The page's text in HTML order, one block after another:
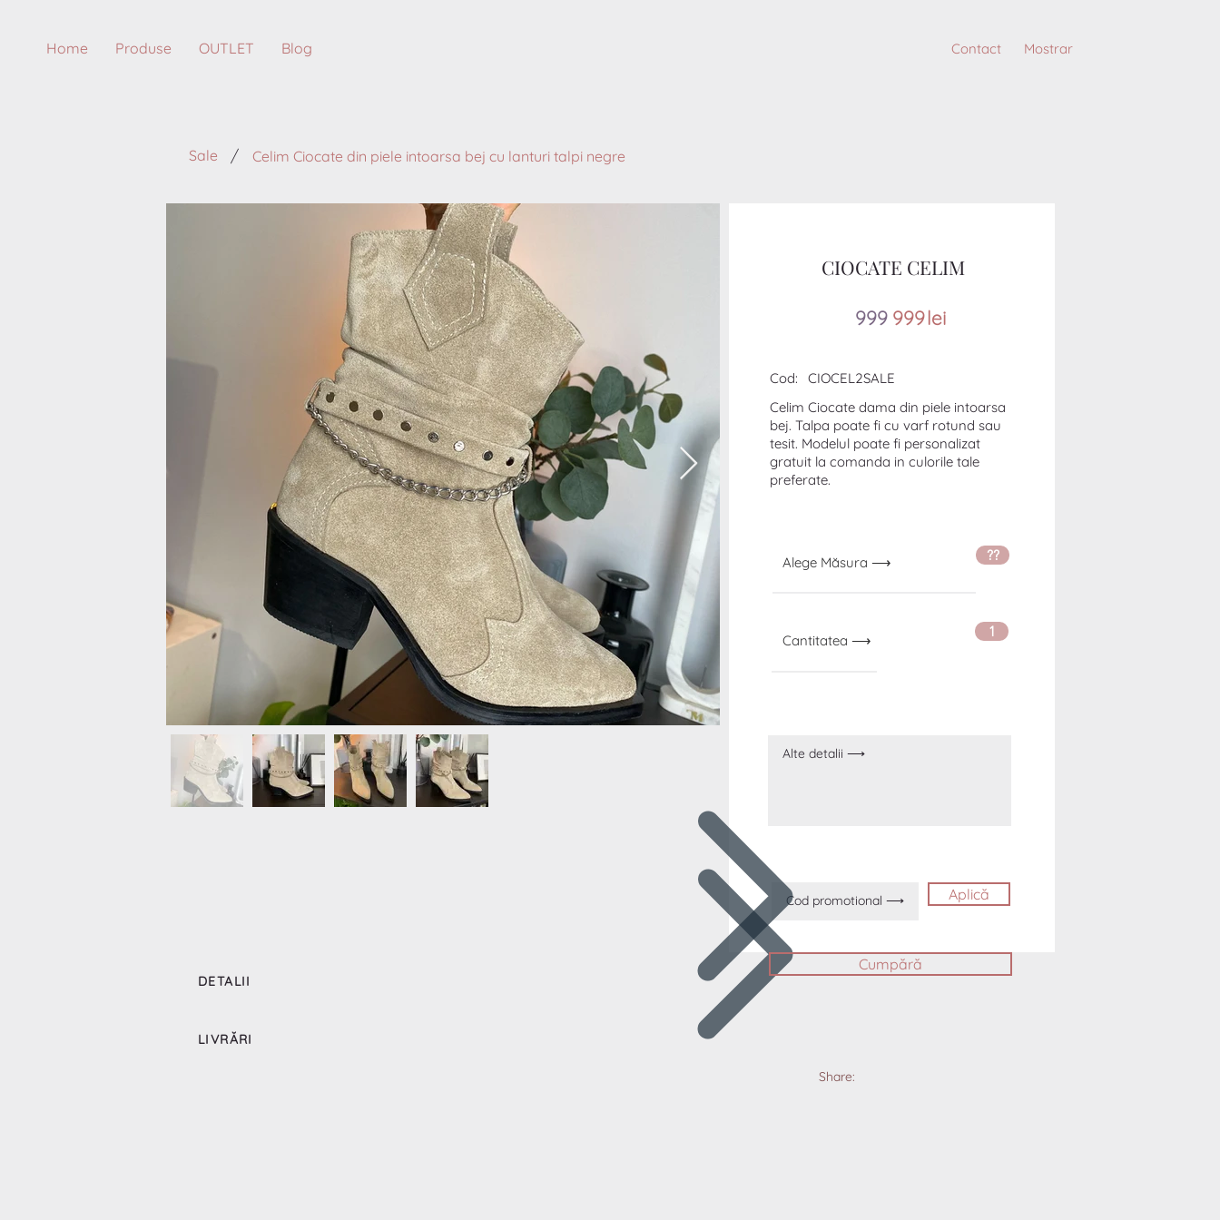
Home Produse OUTLET Blog Mostrar
Contact
Sale / Celim Ciocate din piele intoarsa bej cu lanturi talpi negre
CIOCATE CELIM
999 999lei
Cod:
CIOCEL2SALE
Celim Ciocate dama din piele intoarsa
bej. Talpa poate fi cu varf rotund sau
tesit. Modelul poate fi personalizat
gratuit la comanda in culorile tale
preferate.
Alege Măsura ⟶ ??
Cantitatea ⟶
1
Aplică
DETALII
LIVRĂRI
Cumpără
Share: